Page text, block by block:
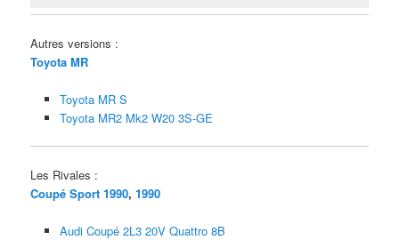
Autres versions :
Toyota MR
Toyota MR S
Toyota MR2 Mk2 W20 3S-GE
Les Rivales :
Coupé Sport 1990,1990
Audi Coupé 2L3 20V Quattro 8B